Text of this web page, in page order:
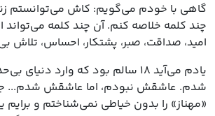
گاهی با خودم می‌گویم: کاش می‌توانستم
چند کلمه خلاصه کنم. آن چند کلمه
امید، صداقت، صبر، پشتکار، احساس، تلاش
یادم می‌آید ۱۸ سالم بود که وارد
شدم. عاشقش نبودم، اما عاشقش شدم...
«مهناز» را بدون خیاطی نمی‌شناختم و